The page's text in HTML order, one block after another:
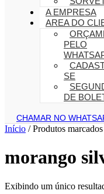
A EMPRESA
AREA DO
PELO
SE
DE
CHAMAR NO
Início / Produtos
morango
Exibindo um único